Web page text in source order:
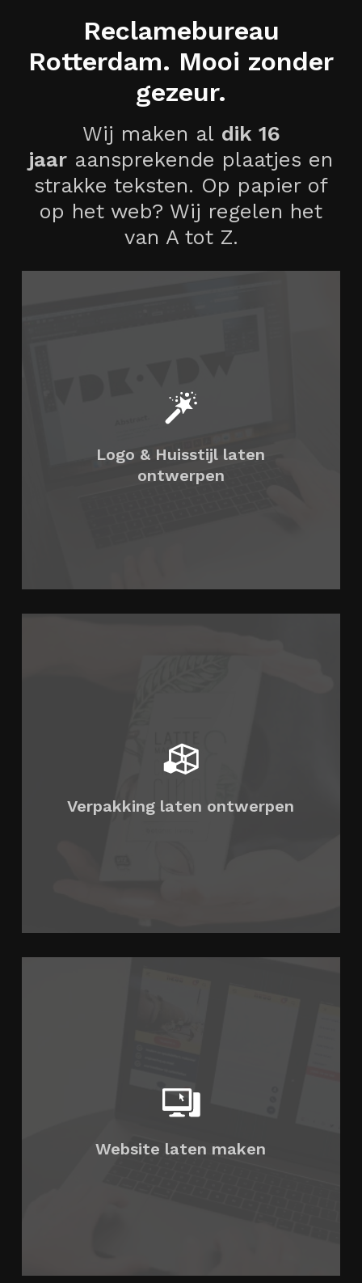
Reclamebureau
Rotterdam. Mooi zonder
gezeur.
Wij maken al dik 16
jaar aansprekende plaatjes en
strakke teksten. Op papier of
op het web? Wij regelen het
van A tot Z.
Logo & Huisstijl laten
ontwerpen
Verpakking laten ontwerpen
Website laten maken